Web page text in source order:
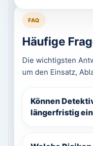
FAQ
Häufige
Die wichtigsten
um den Einsatz,
Können
längerfristig